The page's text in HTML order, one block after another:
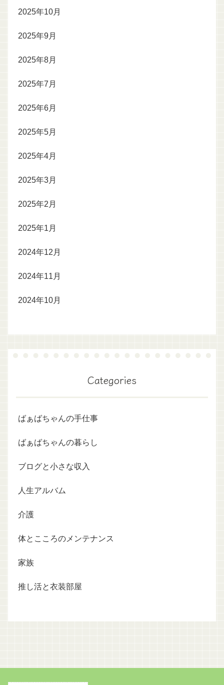
2025年10月
2025年9月
2025年8月
2025年7月
2025年6月
2025年5月
2025年4月
2025年3月
2025年2月
2025年1月
2024年12月
2024年11月
2024年10月
Categories
ばぁばちゃんの手仕事
ばぁばちゃんの暮らし
ブログと小さな収入
人生アルバム
介護
体とこころのメンテナンス
家族
推し活と衣装部屋